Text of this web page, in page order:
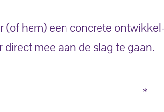
(of hem) een concrete
direct mee aan de slag te gaan.
*